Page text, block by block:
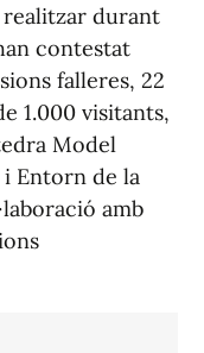
realitzar durant
contestat
falleres, 22
1.000 visitants,
Model
i Entorn de la
amb